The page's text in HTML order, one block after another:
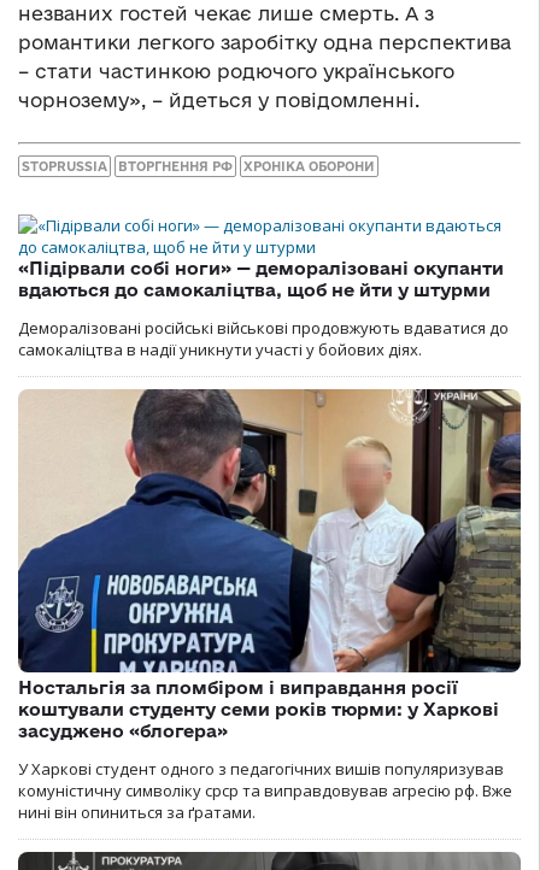
незваних гостей чекає лише смерть. А з
романтики легкого заробітку одна перспектива
– стати частинкою родючого українського
чорнозему», – йдеться у повідомленні.
STOPRUSSIA ВТОРГНЕННЯ РФ ХРОНІКА ОБОРОНИ
«Підірвали собі ноги» — деморалізовані окупанти
вдаються до самокаліцтва, щоб не йти у штурми
Деморалізовані російські військові продовжують вдаватися до
самокаліцтва в надії уникнути участі у бойових діях.
Ностальгія за пломбіром і виправдання росії
коштували студенту семи років тюрми: у Харкові
засуджено «блогера»
У Харкові студент одного з педагогічних вишів популяризував
комуністичну символіку срср та виправдовував агресію рф. Вже
нині він опиниться за ґратами.